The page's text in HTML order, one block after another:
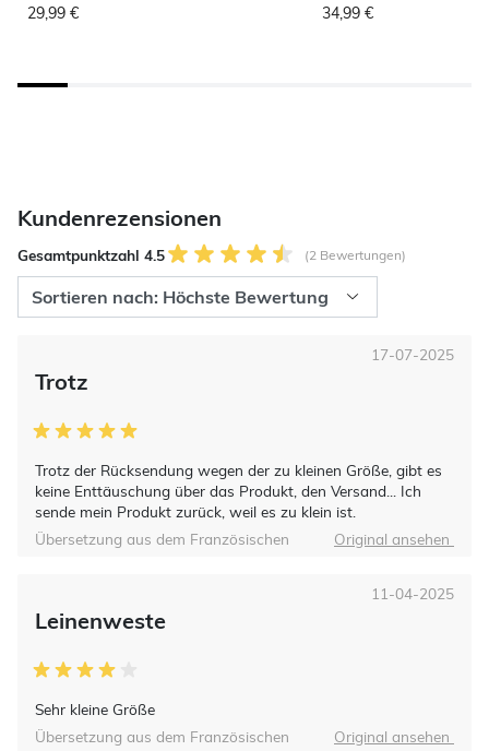
29,99 € 34,99 €
Kundenrezensionen
Gesamtpunktzahl 4.5 (2 Bewertungen)
Trotz
Trotz der Rücksendung wegen der zu kleinen Größe, gibt es
keine Enttäuschung über das Produkt, den Versand... Ich
sende mein Produkt zurück, weil es zu klein ist.
17-07-2025
Übersetzung aus dem Französischen Original ansehen
Leinenweste
Sehr kleine Größe
11-04-2025
Übersetzung aus dem Französischen Original ansehen